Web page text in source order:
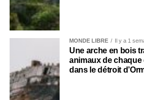
MONDE LIBRE Il y a 1
Une arche en bois
animaux de
dans le détroit